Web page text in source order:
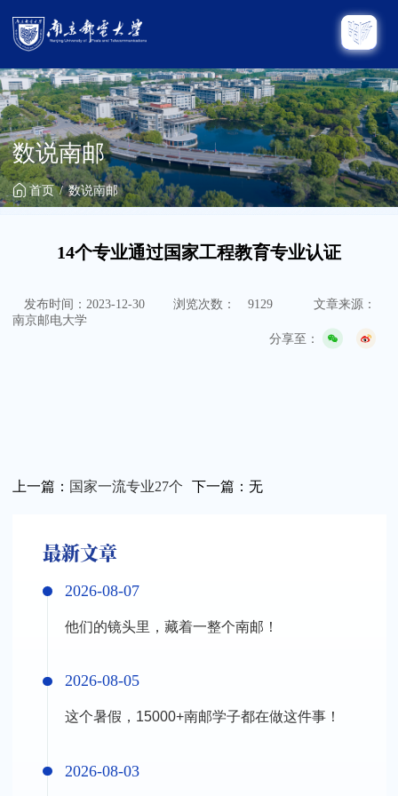
数说南邮
首页 数说南邮
14个专业通过国家工程教育专业认证
发布时间：2023-12-30 浏览次数： 9129
文章来源：
南京邮电大学
分享至：
上一篇： 国家一流专业27个 下一篇： 无
最新文章